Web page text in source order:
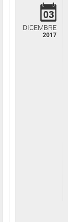
03
DICEMBRE
2017